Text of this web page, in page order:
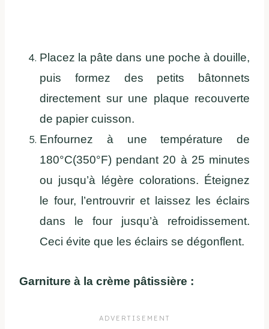
Placez la pâte dans une poche à douille,
puis formez des petits bâtonnets
directement sur une plaque recouverte
de papier cuisson.
Enfournez à une température de
180°C(350°F) pendant 20 à 25 minutes
ou jusqu’à légère colorations. Éteignez
le four, l’entrouvrir et laissez les éclairs
dans le four jusqu’à refroidissement.
Ceci évite que les éclairs se dégonflent.
Garniture à la crème pâtissière :